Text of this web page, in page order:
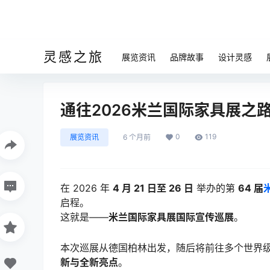
灵感之旅 展览资讯 品牌故事 设计灵感
通往2026米兰国际家具展之
展览资讯 6 个月前 0 119
在 2026 年 4 月 21 日至 26 日 举办的第 64 届
启程。
这就是——米兰国际家具展国际宣传巡展。
本次巡展从德国柏林出发，随后将前往多个世界
新与全新亮点。